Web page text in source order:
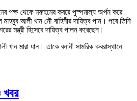
পক্ষ থেকে মরুহমের কবরে পুস্পমাল্য অর্পন করে
আলী খান নৌ বাহিনীর দায়িত্ব পান। পরে তিনি
মন্ত্রী হিসেবে দায়িত্ব পালন করেছেন।
মারা যান। তাকে বনানী সামরিক কবরাস্থানে
খবর